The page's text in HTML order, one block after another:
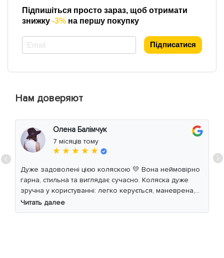
Підпишіться просто зараз, щоб отримати
знижку -3% на першу покупку
Підписатися
Нам доверяют
Олена Балімчук
7 місяців тому
★ ★ ★ ★ ★
Дуже задоволені цією коляскою 💛 Вона неймовірно
гарна, стильна та виглядає сучасно. Коляска дуже
зручна у користуванні: легко керується, маневрена,
м’який хід навіть по нерівній дорозі. Дитині
комфортно, просторе сидіння та великий капюшон
Читать далее